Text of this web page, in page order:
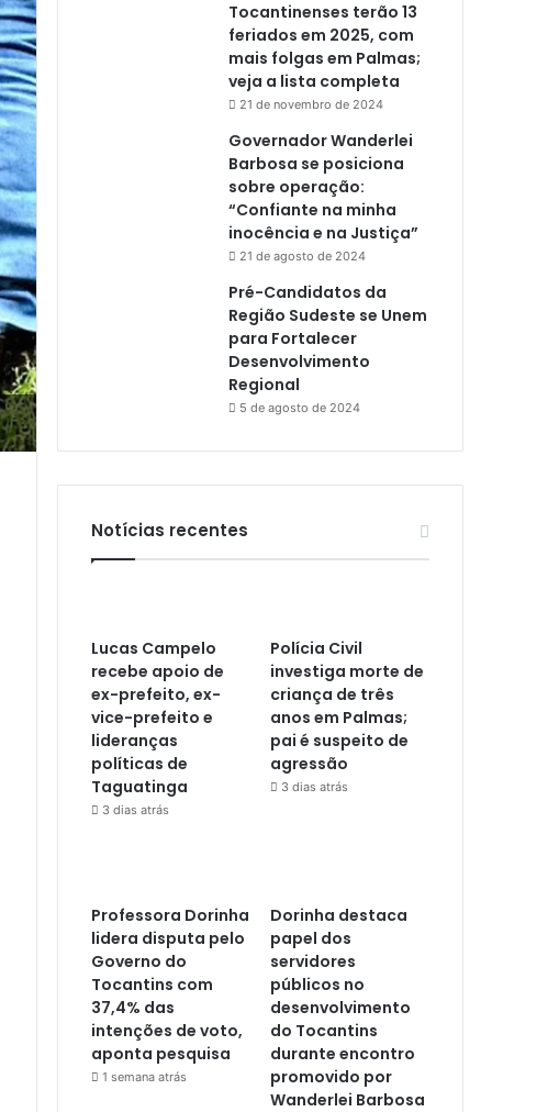
Tocantinenses terão 13
feriados em 2025, com
mais folgas em Palmas;
veja a lista completa
21 de novembro de 2024
Governador Wanderlei
Barbosa se posiciona
sobre operação:
“Confiante na minha
inocência e na Justiça”
21 de agosto de 2024
Pré-Candidatos da
Região Sudeste se Unem
para Fortalecer
Desenvolvimento
Regional
5 de agosto de 2024
Notícias recentes
Lucas Campelo
recebe apoio de
ex-prefeito, ex-
vice-prefeito e
lideranças
políticas de
Taguatinga
3 dias atrás
Polícia Civil
investiga morte de
criança de três
anos em Palmas;
pai é suspeito de
agressão
3 dias atrás
Professora Dorinha
lidera disputa pelo
Governo do
Tocantins com
37,4% das
intenções de voto,
aponta pesquisa
1 semana atrás
Dorinha destaca
papel dos
servidores
públicos no
desenvolvimento
do Tocantins
durante encontro
promovido por
Wanderlei Barbosa